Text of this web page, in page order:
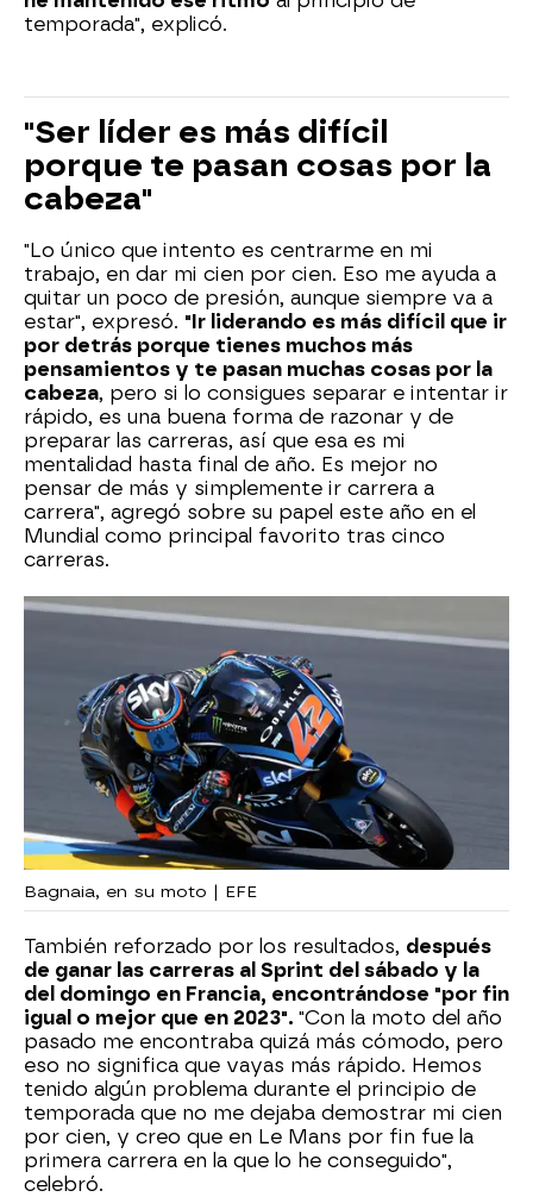
temporada", explicó.
"Ser líder es más difícil
porque te pasan cosas por la
cabeza"
"Lo único que intento es centrarme en mi
trabajo, en dar mi cien por cien. Eso me ayuda a
quitar un poco de presión, aunque siempre va a
estar", expresó. "Ir liderando es más difícil que ir
por detrás porque tienes muchos más
pensamientos y te pasan muchas cosas por la
cabeza, pero si lo consigues separar e intentar ir
rápido, es una buena forma de razonar y de
preparar las carreras, así que esa es mi
mentalidad hasta final de año. Es mejor no
pensar de más y simplemente ir carrera a
carrera", agregó sobre su papel este año en el
Mundial como principal favorito tras cinco
carreras.
Bagnaia, en su moto | EFE
También reforzado por los resultados, después
de ganar las carreras al Sprint del sábado y la
del domingo en Francia, encontrándose "por fin
igual o mejor que en 2023". "Con la moto del año
pasado me encontraba quizá más cómodo, pero
eso no significa que vayas más rápido. Hemos
tenido algún problema durante el principio de
temporada que no me dejaba demostrar mi cien
por cien, y creo que en Le Mans por fin fue la
primera carrera en la que lo he conseguido",
celebró.